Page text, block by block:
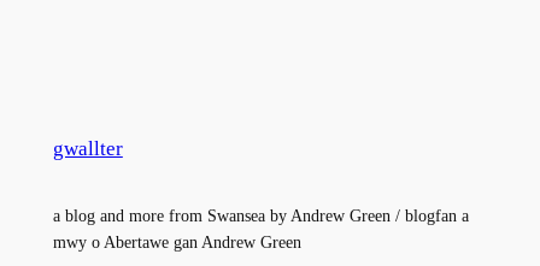
gwallter
a blog and more from Swansea by Andrew Green / blogfan a
mwy o Abertawe gan Andrew Green